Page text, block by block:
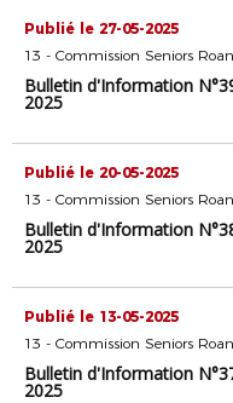
Publié le 27-05-2025
13 - Commission Seniors
Bulletin d'Information
2025
Publié le 20-05-2025
13 - Commission Seniors
Bulletin d'Information
2025
Publié le 13-05-2025
13 - Commission Seniors
Bulletin d'Information
2025